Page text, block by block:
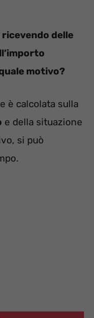
delle
motivo?
è calcolata sulla
e della situazione
si può